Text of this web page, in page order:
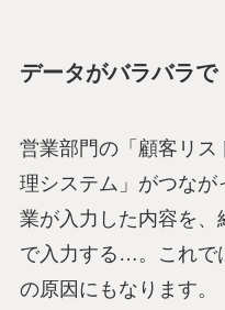
データがバラバラ
営業部門の「顧客リ
理システム」がつな
業が入力した内容を、
で入力する…。これで
の原因にもなります。